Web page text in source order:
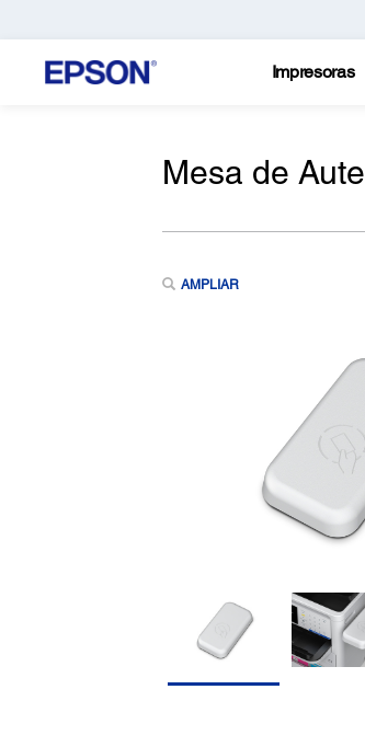
Impresoras
Mesa de
AMPLIAR